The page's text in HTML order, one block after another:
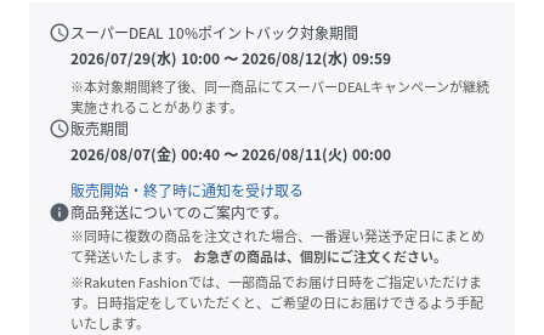
scheduleスーパーDEAL 10%ポイントバック対象期間
2026/07/29(水) 10:00〜2026/08/12(水) 09:59
※本対象期間終了後、同一商品にてスーパーDEALキャンペーンが継続
実施されることがあります。
schedule販売期間
2026/08/07(金) 00:40〜2026/08/11(火) 00:00
販売開始・終了時に通知を受け取る
info商品発送についてのご案内です。
※同時に複数の商品を注文された場合、一番遅い発送予定日にまとめ
て発送いたします。
お急ぎの商品は、個別にご注文ください。
※Rakuten Fashionでは、一部商品でお届け日時をご指定いただけま
す。日時指定をしていただくと、ご希望の日にお届けできるよう手配
いたします。